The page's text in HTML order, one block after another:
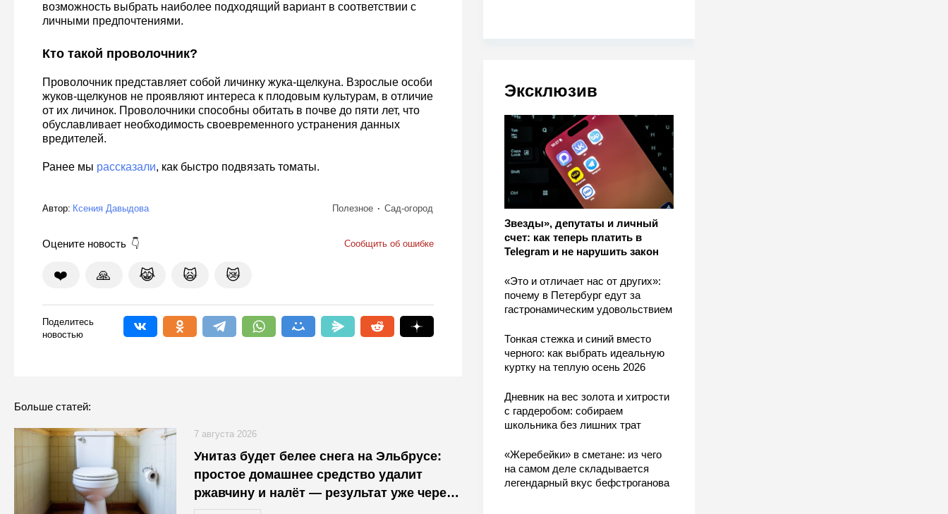
Эксклюзив
Звезды», депутаты и личный
счет: как теперь платить в
Telegram и не нарушить закон
«Это и отличает нас от других»:
почему в Петербург едут за
гастронамическим удовольствием
Тонкая стежка и синий вместо
черного: как выбрать идеальную
куртку на теплую осень 2026
Дневник на вес золота и хитрости
с гардеробом: собираем
школьника без лишних трат
«Жеребейки» в сметане: из чего
на самом деле складывается
легендарный вкус бефстроганова
возможность выбрать наиболее подходящий вариант в соответствии с
личными предпочтениями.
Кто такой проволочник?
Проволочник представляет собой личинку жука-щелкуна. Взрослые особи
жуков-щелкунов не проявляют интереса к плодовым культурам, в отличие
от их личинок. Проволочники способны обитать в почве до пяти лет, что
обуславливает необходимость своевременного устранения данных
вредителей.
Ранее мы рассказали, как быстро подвязать томаты.
Автор: Ксения Давыдова Полезное Сад-огород
Оцените новость Сообщить об ошибке
❤️ 🙏 😹 🙀 😿
Поделитесь
новостью
Больше статей:
Унитаз будет белее снега на Эльбрусе:
простое домашнее средство удалит
ржавчину и налёт — результат уже через
7 августа 2026